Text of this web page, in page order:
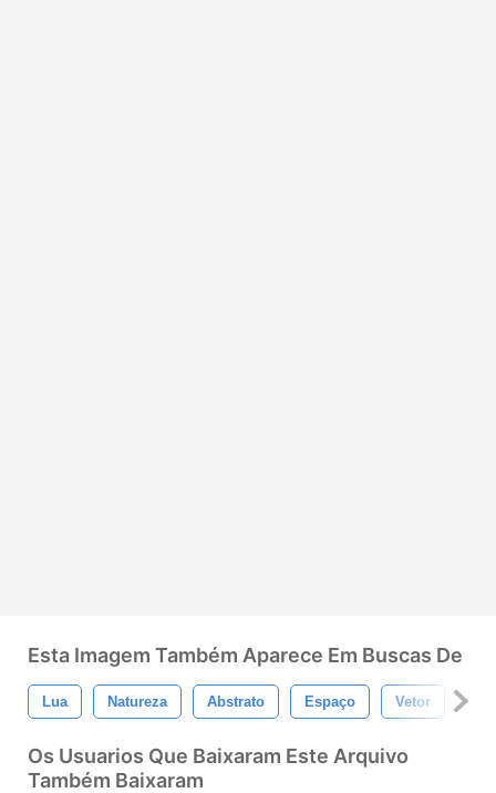
Esta Imagem Também Aparece Em Buscas De
Lua Natureza Abstrato Espaço Vetor
Os Usuarios Que Baixaram Este Arquivo
Também Baixaram